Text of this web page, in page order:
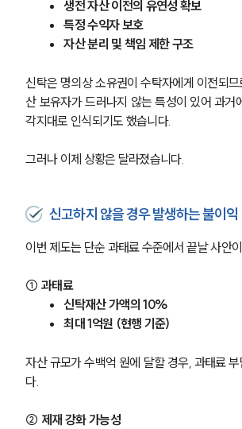
통합검색
주요 업무사례
사례분석/최신동향
법률지식인
고객후기
업무분야
관세·국제통상그룹 업
구성원 소개
관세전문변호사
생전 자산 이전의 유연성 확보
특정 수익자 보호
자산 분리 및 책임 제한 구조
신탁은 명의상 소유권이 수탁자에게 이전되
산 보유자가 드러나지 않는 특성이 있어 과거
각지대로 인식되기도 했습니다.
그러나 이제 상황은 달라졌습니다.
신고하지 않을 경우 발생하는 불이익
이번 제도는 단순 과태료 수준에서 끝날 사안
① 과태료
신탁재산 가액의 10%
최대 1억원 (현행 기준)
자산 규모가 수백억 원에 달할 경우, 과태료 부
다.
② 제재 강화 가능성